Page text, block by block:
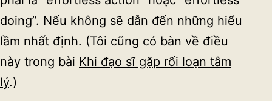
doing”. Nếu không sẽ dẫn đến những hiểu
lầm nhất định. (Tôi cũng có bàn về điều
này trong bài Khi đạo sĩ gặp rối loạn tâm
lý.)